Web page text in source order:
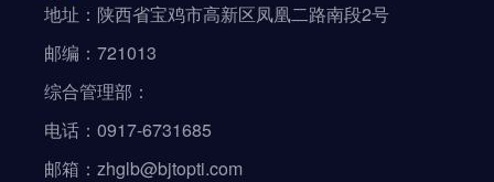
地址：陕西省宝鸡市高新区凤凰二路南段2号
邮编：721013
综合管理部：
电话：0917-6731685
邮箱：zhglb@bjtopti.com